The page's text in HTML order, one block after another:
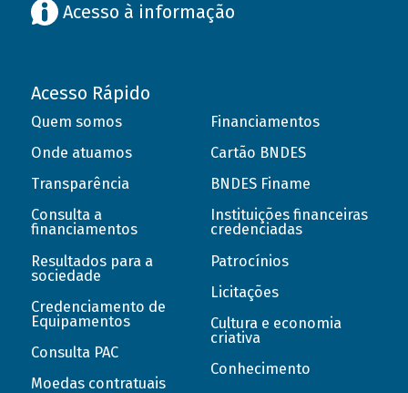
Acesso à informação
Acesso Rápido
Quem somos
Onde atuamos
Transparência
Consulta a
financiamentos
Resultados para a
sociedade
Credenciamento de
Equipamentos
Consulta PAC
Moedas contratuais
Financiamentos
Cartão BNDES
BNDES Finame
Instituições financeiras
credenciadas
Patrocínios
Licitações
Cultura e economia
criativa
Conhecimento